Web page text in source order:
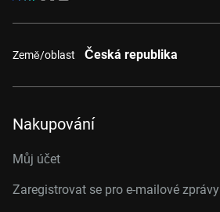
Země/oblast Česká republika
Nakupování
Můj účet
Zaregistrovat se pro e-mailové zprávy